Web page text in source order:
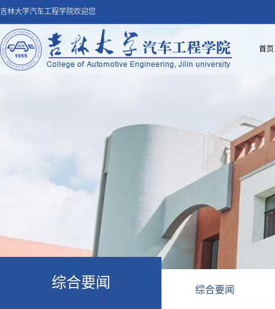
吉林大学汽车工程学院欢迎您
首页
综合要闻 综合要闻